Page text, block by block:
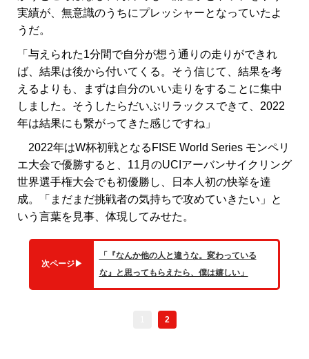
実績が、無意識のうちにプレッシャーとなっていたよ
うだ。
「与えられた1分間で自分が想う通りの走りができれ
ば、結果は後から付いてくる。そう信じて、結果を考
えるよりも、まずは自分のいい走りをすることに集中
しました。そうしたらだいぶリラックスできて、2022
年は結果にも繋がってきた感じですね」
2022年はW杯初戦となるFISE World Series モンペリ
エ大会で優勝すると、11月のUCIアーバンサイクリング
世界選手権大会でも初優勝し、日本人初の快挙を達
成。「まだまだ挑戦者の気持ちで攻めていきたい」と
いう言葉を見事、体現してみせた。
次ページ▶
「『なんか他の人と違うな。変わっている
な』と思ってもらえたら、僕は嬉しい」
2